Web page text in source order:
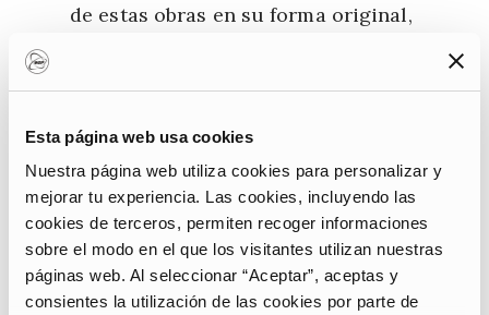
Esta página web usa cookies
Nuestra página web utiliza cookies para personalizar y
mejorar tu experiencia. Las cookies, incluyendo las
cookies de terceros, permiten recoger informaciones
sobre el modo en el que los visitantes utilizan nuestras
páginas web. Al seleccionar “Aceptar”, aceptas y
consientes la utilización de las cookies por parte de
de estas obras en su forma original,
una elección valiosa para muchas
personas en todo el mundo. Pero
entremos en el corazón del
aprendizaje del idioma y veamos